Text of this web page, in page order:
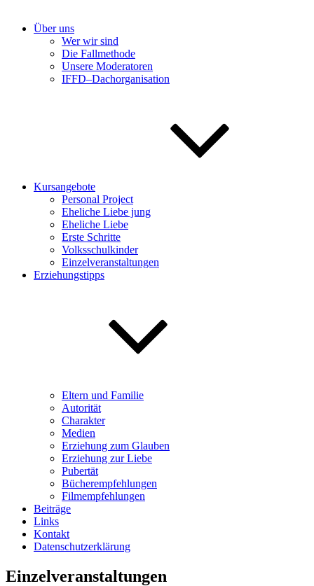
Über uns
Wer wir sind
Die Fallmethode
Unsere Moderatoren
IFFD–Dachorganisation
Kursangebote
Personal Project
Eheliche Liebe jung
Eheliche Liebe
Erste Schritte
Volksschulkinder
Einzelveranstaltungen
Erziehungstipps
Eltern und Familie
Autorität
Charakter
Medien
Erziehung zum Glauben
Erziehung zur Liebe
Pubertät
Bücherempfehlungen
Filmempfehlungen
Beiträge
Links
Kontakt
Datenschutzerklärung
Einzelveranstaltungen